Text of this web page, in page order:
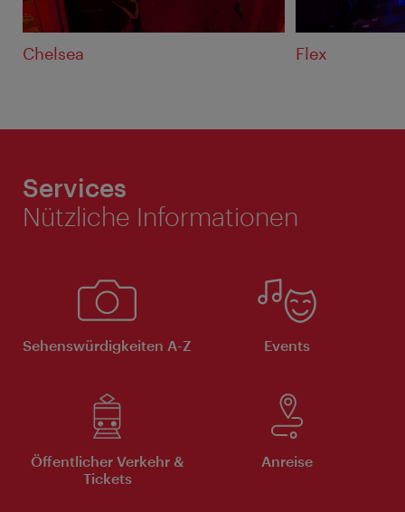
Chelsea Flex
Services
Nützliche Informationen
Sehenswürdigkeiten A-Z Events
Öffentlicher Verkehr &
Tickets
Anreise